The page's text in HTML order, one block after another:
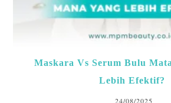
Maskara Vs Serum Bulu
Lebih Efektif?
24/08/2025